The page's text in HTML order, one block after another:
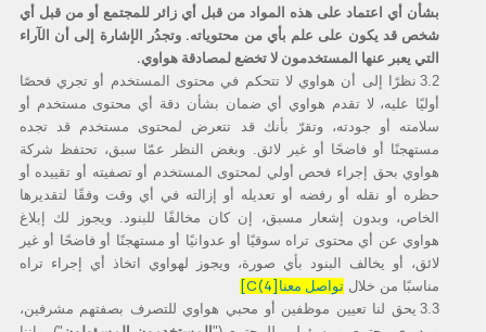
بشأن أي اعتماد على هذه المواد من قبل أي زائر للمجتمع أو من قبل أي
شخص قد يكون على علم بأي من محتوياته. وتجدُر الإشارة إلى أن الآراء
التي يعبر عنها المستخدمون لا تخضع لمصادقة هواوي.
3.2 نظرًا إلى أن هواوي لا تتحكم في محتوى المستخدم أو تجري فحصًا
أوليًا عليه، لا تقدم هواوي أي ضمان بشأن دقة أي محتوى مستخدم أو
سلامته أو جودته، وتقرّ بأنك قد تتعرض لمحتوى مستخدم قد تجده
مستهجنًا أو فاضحًا أو غير لائق. وبغض النظر عمّا سبق، تحتفظ شركة
هواوي بحق إجراء فحص أولي لمحتوى المستخدم أو تصفيته أو تقييده أو
حظره أو نقله أو رفضه أو تعديله أو إزالته في أي وقت وفقًا لتقديرها
الخاص، وبدون إشعار مسبق، إن كان مخالفًا للبنود. ويجوز لك إبلاغ
هواوي عن أي محتوى تراه سوقيًا أو عدوانيًا أو مستهجنًا أو فاضحًا أو غير
لائق، أو يخالف البنود بأي صورة، ويجوز لهواوي اتخاذ أي إجراء تراه
مناسبًا من خلال تواصل معنا [C(4]
3.3 يحق لنا تعيين موظفين أو محبي هواوي للتصرف بصفتهم مشرفين،